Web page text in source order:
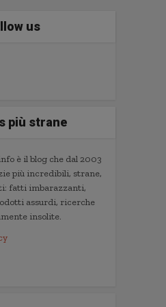
us
più strane
è il blog che dal 2003
più incredibili, strane,
fatti imbarazzanti,
assurdi, ricerche
insolite.